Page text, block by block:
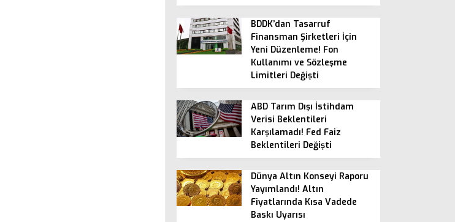
BDDK’dan Tasarruf
Finansman Şirketleri İçin
Yeni Düzenleme! Fon
Kullanımı ve Sözleşme
Limitleri Değişti
ABD Tarım Dışı İstihdam
Verisi Beklentileri
Karşılamadı! Fed Faiz
Beklentileri Değişti
Dünya Altın Konseyi Raporu
Yayımlandı! Altın
Fiyatlarında Kısa Vadede
Baskı Uyarısı